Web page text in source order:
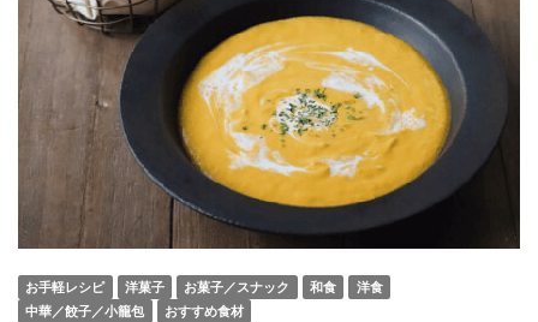
お手軽レシピ 洋菓子 お菓子／スナック 和食
洋食
中華／餃子／小籠包
おすすめ食材